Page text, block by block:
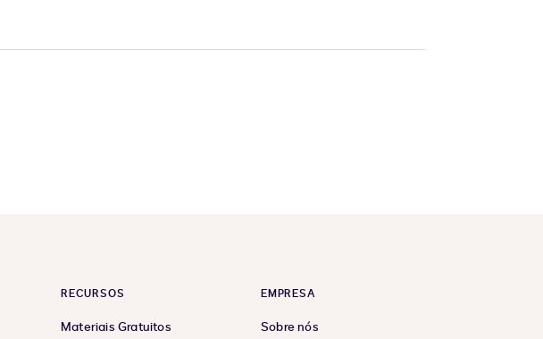
RECURSOS
Materiais Gratuitos
EMPRESA
Sobre nós